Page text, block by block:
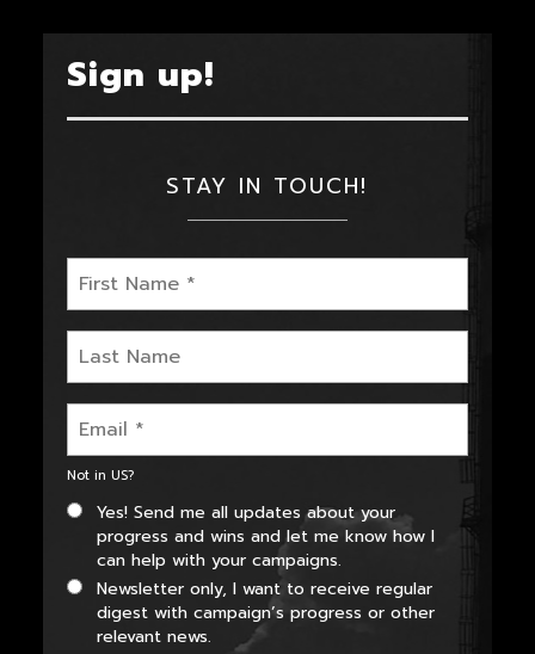
Sign up!
STAY IN TOUCH!
Not inUS?
Yes! Send me all updates about your
progress and wins and let me know how I
can help with your campaigns.
Newsletter only, I want to receive regular
digest with campaign’s progress or other
relevant news.